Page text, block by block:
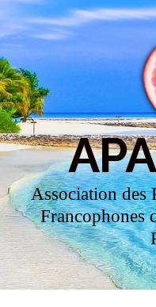
Association des
Francophones